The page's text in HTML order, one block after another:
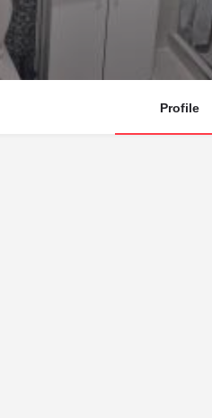
Profile